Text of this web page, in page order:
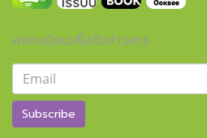
ลงทะเบียนเพื่อรับข่าวสาร
Subscribe